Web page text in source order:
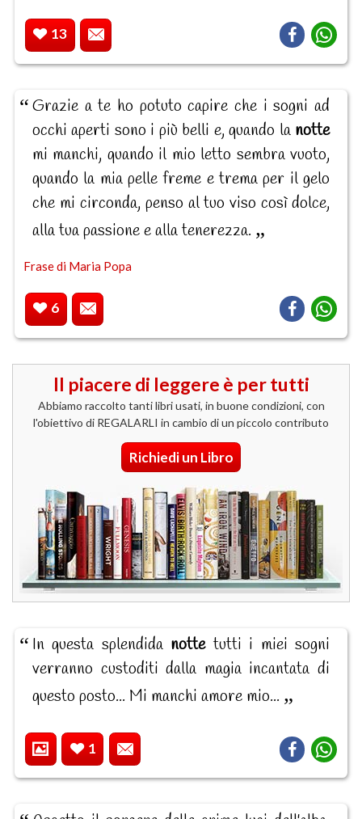
13
Grazie a te ho potuto capire che i sogni ad
occhi aperti sono i più belli e, quando la notte
mi manchi, quando il mio letto sembra vuoto,
quando la mia pelle freme e trema per il gelo
che mi circonda, penso al tuo viso così dolce,
alla tua passione e alla tenerezza.
Frase di Maria Popa
6
Il piacere di leggere è per tutti
Abbiamo raccolto tanti libri usati, in buone condizioni, con
l'obiettivo di REGALARLI in cambio di un piccolo contributo
Richiedi un Libro
In questa splendida nottetutti i miei sogni
verranno custoditi dalla magia incantata di
questo posto... Mi manchi amore mio...
1